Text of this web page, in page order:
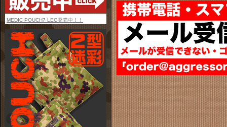
MEDIC POUCH7 LEG発売中！！